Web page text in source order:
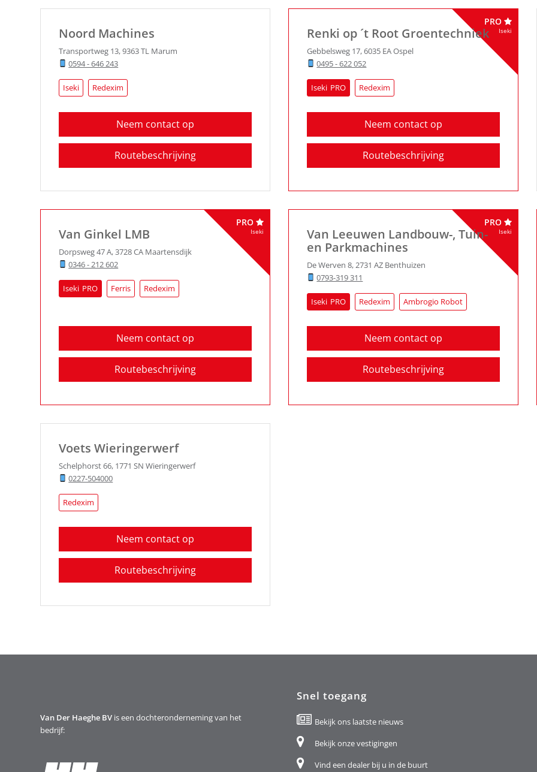
Noord Machines
Transportweg 13,9363 TL Marum
0594 - 646 243
Iseki Redexim
Neem contact op
Routebeschrijving
Renki op ´t Root Groentechniek
Gebbelsweg 17,6035 EAOspel
0495 - 622 052
Iseki Redexim
Neem contact op
Routebeschrijving
PRO
Iseki
Van Ginkel LMB
Dorpsweg 47 A,3728 CA Maartensdijk
0346 - 212 602
Iseki Ferris Redexim
Neem contact op
Routebeschrijving
PRO
Iseki
Van Leeuwen Landbouw-, Tuin-
en Parkmachines
De Werven 8,2731 AZ Benthuizen
0793-319 311
Iseki Redexim Ambrogio Robot
Neem contact op
Routebeschrijving
PRO
Iseki
Voets Wieringerwerf
Schelphorst 66, 1771 SN Wieringerwerf
0227-504000
Redexim
Neem contact op
Routebeschrijving
Van Der Haeghe BV is een dochteronderneming van het
bedrijf:
Snel toegang
Bekijk ons laatste nieuws
Bekijk onze vestigingen
Vind een dealer bij u in de buurt